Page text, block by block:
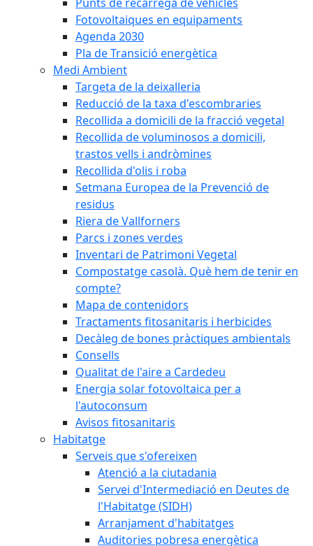
Fotovoltaiques en equipaments
Agenda 2030
Pla de Transició energètica
Medi Ambient
Targeta de la deixalleria
Reducció de la taxa d'escombraries
Recollida a domicili de la fracció vegetal
Recollida de voluminosos a domicili,
trastos vells i andròmines
Recollida d'olis i roba
Setmana Europea de la Prevenció de
residus
Riera de Vallforners
Parcs i zones verdes
Inventari de Patrimoni Vegetal
Compostatge casolà. Què hem de tenir en
compte?
Mapa de contenidors
Tractaments fitosanitaris i herbicides
Decàleg de bones pràctiques ambientals
Consells
Qualitat de l'aire a Cardedeu
Energia solar fotovoltaica per a
l'autoconsum
Avisos fitosanitaris
Habitatge
Serveis que s'ofereixen
Atenció a la ciutadania
Servei d'Intermediació en Deutes de
l'Habitatge (SIDH)
Arranjament d'habitatges
Auditories pobresa energètica